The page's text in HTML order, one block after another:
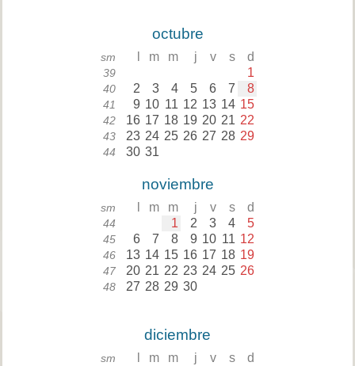
octubre
sm m m j v s d
39 1
40 2 3 4 5 6 7 8
41 9 10 11 12 13 14 15
42 16 17 18 19 20 21 22
43 23 24 25 26 27 28 29
44 30 31
noviembre
sm m m j v s d
44 1 2 3 4 5
45 6 7 8 9 10 11 12
46 13 14 15 16 17 18 19
47 20 21 22 23 24 25 26
48 27 28 29 30
diciembre
sm m m j v s d